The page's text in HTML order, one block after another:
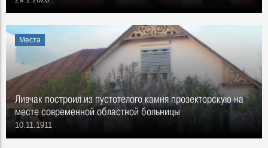
Места
Ливчак построил из пустотелого камня прозекторскую на
месте современной областной больницы
10.11.1911